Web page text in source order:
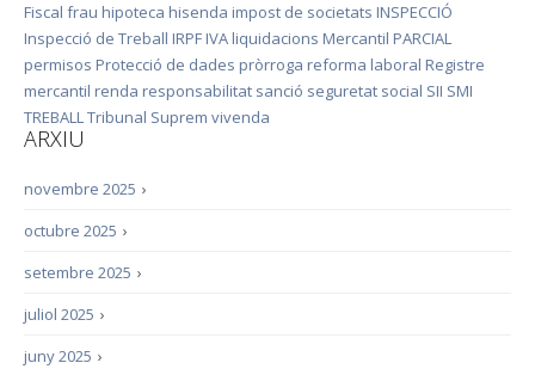
Fiscal frau hipoteca hisenda impost de societats INSPECCIÓ
Inspecció de Treball IRPF IVA liquidacions Mercantil PARCIAL
permisos Protecció de dades pròrroga reforma laboral Registre
mercantil renda responsabilitat sanció seguretat social SII SMI
TREBALLTribunal Suprem vivenda
ARXIU
›
novembre 2025
›
octubre 2025
›
setembre 2025
›
juliol 2025
›
juny 2025